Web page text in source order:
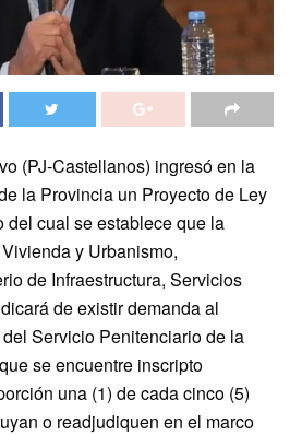
(PJ-Castellanos) ingresó en la
la Provincia un Proyecto de Ley
del cual se establece que la
y Urbanismo,
de Infraestructura, Servicios
de existir demanda al
Servicio Penitenciario de la
se encuentre inscripto
una (1) de cada cinco (5)
o readjudiquen en el marco